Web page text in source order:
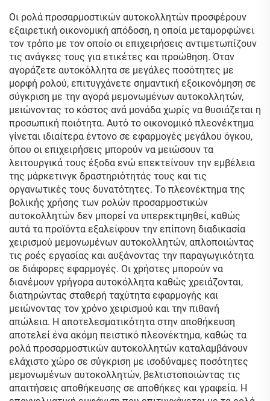
Προσαρμοσμένες Τσάντες
Συσκευασίας Ρούχων και
Παπουτσιών
και Επιδόρπια,
Προσαρμοσμένη
Ανακυκλώσιμη Σακούλα
από Χαρτί Kraft
Οι ρολά προσαρμοστικών αυτοκολλητών προσφέρουν
εξαιρετική οικονομική απόδοση, η οποία μεταμορφώνει
τον τρόπο με τον οποίο οι επιχειρήσεις αντιμετωπίζουν
τις ανάγκες τους για ετικέτες και προώθηση. Όταν
αγοράζετε αυτοκόλλητα σε μεγάλες ποσότητες με
μορφή ρολού, επιτυγχάνετε σημαντική εξοικονόμηση σε
σύγκριση με την αγορά μεμονωμένων αυτοκολλητών,
μειώνοντας το κόστος ανά μονάδα χωρίς να θυσιάζεται η
προσωπική ποιότητα. Αυτό το οικονομικό πλεονέκτημα
γίνεται ιδιαίτερα έντονο σε εφαρμογές μεγάλου όγκου,
όπου οι επιχειρήσεις μπορούν να μειώσουν τα
λειτουργικά τους έξοδα ενώ επεκτείνουν την εμβέλεια
της μάρκετινγκ δραστηριότητάς τους και τις
οργανωτικές τους δυνατότητες. Το πλεονέκτημα της
βολικής χρήσης των ρολών προσαρμοστικών
αυτοκολλητών δεν μπορεί να υπερεκτιμηθεί, καθώς
αυτά τα προϊόντα εξαλείφουν την επίπονη διαδικασία
χειρισμού μεμονωμένων αυτοκολλητών, απλοποιώντας
τις ροές εργασίας και αυξάνοντας την παραγωγικότητα
σε διάφορες εφαρμογές. Οι χρήστες μπορούν να
διανέμουν γρήγορα αυτοκόλλητα καθώς χρειάζονται,
διατηρώντας σταθερή ταχύτητα εφαρμογής και
μειώνοντας τον χρόνο χειρισμού και την πιθανή
απώλεια. Η αποτελεσματικότητα στην αποθήκευση
αποτελεί ένα ακόμη πειστικό πλεονέκτημα, καθώς τα
ρολά προσαρμοστικών αυτοκολλητών καταλαμβάνουν
ελάχιστο χώρο σε σύγκριση με ισοδύναμες ποσότητες
μεμονωμένων αυτοκολλητών, βελτιστοποιώντας τις
απαιτήσεις αποθήκευσης σε αποθήκες και γραφεία. Η